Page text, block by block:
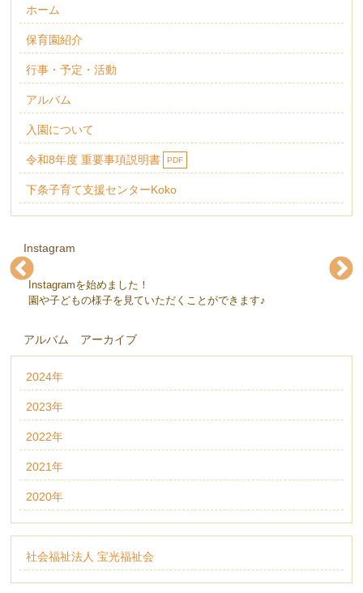
ホーム
保育園紹介
行事・予定・活動
アルバム
入園について
令和8年度 重要事項説明書 PDF
下条子育て支援センターKoko
Instagram
下条保育園(@gejohoikuen)
下条保育園(@gejohoikuen)
下条保育園(@gejohoikuen)
下条保育園(@gejohoikuen)
下条保育園(@gejohoikuen)
下条保育園(@gejohoikuen)
Instagramを始めました！
園や子どもの様子を見ていただくことができます♪
アルバム アーカイブ
2024年
2023年
2022年
2021年
2020年
社会福祉法人 宝光福祉会